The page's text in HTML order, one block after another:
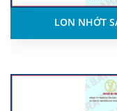
LON NHỚT